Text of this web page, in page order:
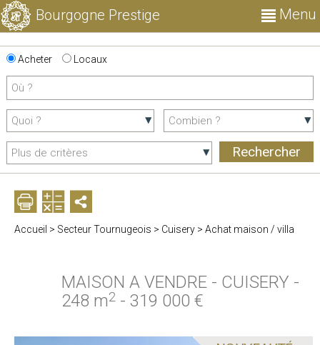
Bourgogne Prestige Menu
Acheter Locaux
Accueil > Secteur Tournugeois > Cuisery > Achat maison / villa
MAISON A VENDRE - CUISERY -
248 m2 - 319 000 €